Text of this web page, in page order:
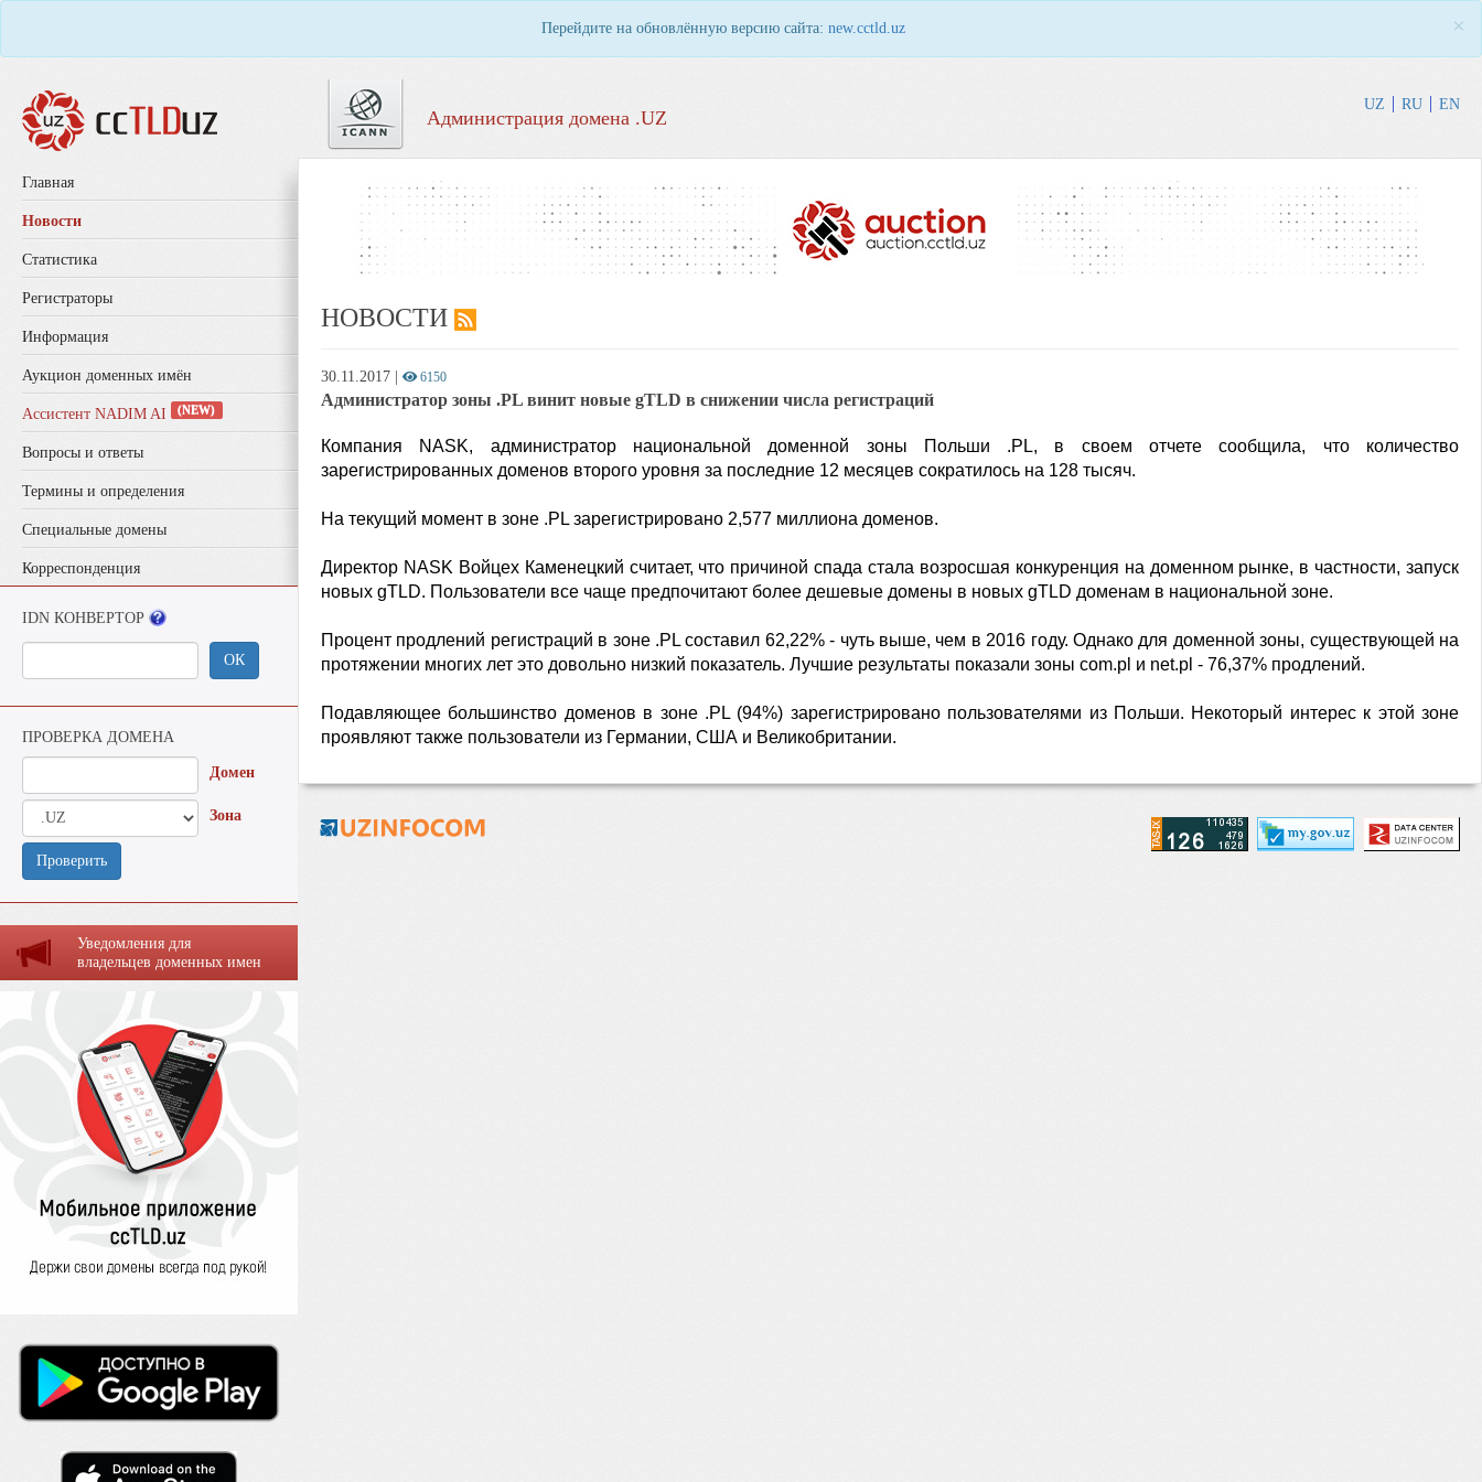
Перейдите на обновлённую версию сайта: new.cctld.uz ×
Администрация домена .UZ
UZ RU EN
Главная
Новости
Статистика
Регистраторы
Информация
Аукцион доменных имён
Ассистент NADIM AI (NEW)
Вопросы и ответы
Термины и определения
Специальные домены
Корреспонденция
IDN КОНВЕРТОР
ОК
ПРОВЕРКА ДОМЕНА
Домен
Зона
Проверить
Уведомления для
владельцев доменных имен
НОВОСТИ
30.11.2017 6150
Администратор зоны .PL винит новые gTLD в снижении числа регистраций
Компания NASK, администратор национальной доменной зоны Польши .PL, в своем отчете сообщила, что количество
зарегистрированных доменов второго уровня за последние 12 месяцев сократилось на 128 тысяч.
На текущий момент в зоне .PL зарегистрировано 2,577 миллиона доменов.
Директор NASK Войцех Каменецкий считает, что причиной спада стала возросшая конкуренция на доменном рынке, в частности, запуск
новых gTLD. Пользователи все чаще предпочитают более дешевые домены в новых gTLD доменам в национальной зоне.
Процент продлений регистраций в зоне .PL составил 62,22% - чуть выше, чем в 2016 году. Однако для доменной зоны, существующей на
протяжении многих лет это довольно низкий показатель. Лучшие результаты показали зоны com.pl и net.pl - 76,37% продлений.
Подавляющее большинство доменов в зоне .PL (94%) зарегистрировано пользователями из Польши. Некоторый интерес к этой зоне
проявляют также пользователи из Германии, США и Великобритании.